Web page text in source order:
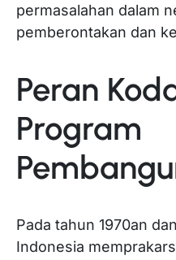
permasalahan dalam
pemberontakan dan
Peran
Program
Pada tahun 1970an
Indonesia